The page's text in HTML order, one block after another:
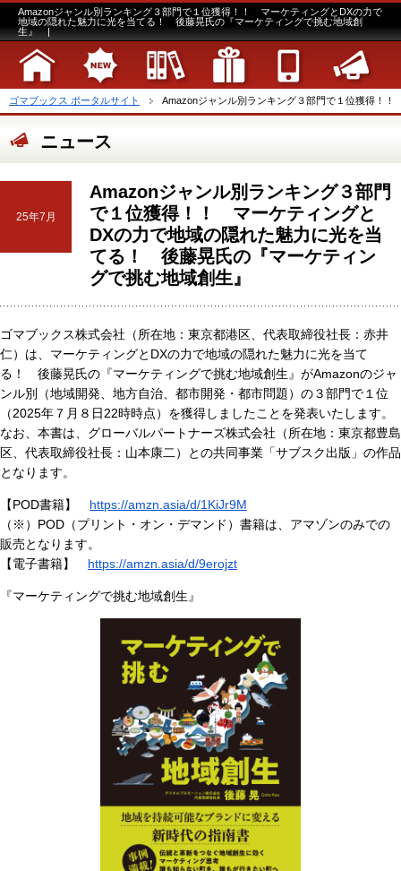
Amazonジャンル別ランキング３部門で１位獲得！！ マーケティングとDXの力で
地域の隠れた魅力に光を当てる！ 後藤晃氏の『マーケティングで挑む地域創
生』 |
ゴマブックス ポータルサイト Amazonジャンル別ランキング３部門で１位獲得！
ニュース
25年7月
Amazonジャンル別ランキング３部門
で１位獲得！！ マーケティングと
DXの力で地域の隠れた魅力に光を当
てる！ 後藤晃氏の『マーケティン
グで挑む地域創生』
ゴマブックス株式会社（所在地：東京都港区、代表取締役社長：赤井
仁）は、マーケティングとDXの力で地域の隠れた魅力に光を当て
る！ 後藤晃氏の『マーケティングで挑む地域創生』がAmazonのジャ
ンル別（地域開発、地方自治、都市開発・都市問題）の３部門で１位
（2025年７月８日22時時点）を獲得しましたことを発表いたします。
なお、本書は、グローバルパートナーズ株式会社（所在地：東京都豊島
区、代表取締役社長：山本康二）との共同事業「サブスク出版」の作品
となります。
【POD書籍】 https://amzn.asia/d/1KiJr9M
（※）POD（プリント・オン・デマンド）書籍は、アマゾンのみでの
販売となります。
【電子書籍】 https://amzn.asia/d/9erojzt
『マーケティングで挑む地域創生』